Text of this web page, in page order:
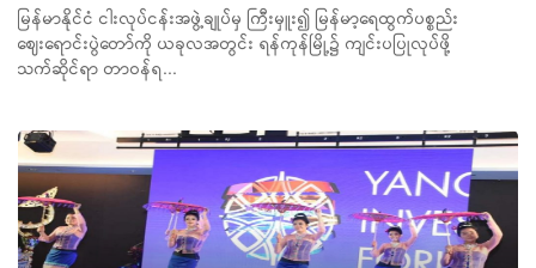
မြန်မာနိုင်ငံ ငါးလုပ်ငန်းအဖွဲ့ချုပ်မှ ကြီးမှူး၍ မြန်မာ့ရေထွက်ပစ္စည်း
ဈေးရောင်းပွဲတော်ကို ယခုလအတွင်း ရန်ကုန်မြို့၌ ကျင်းပပြုလုပ်ဖို့
သက်ဆိုင်ရာ တာဝန်ရ...